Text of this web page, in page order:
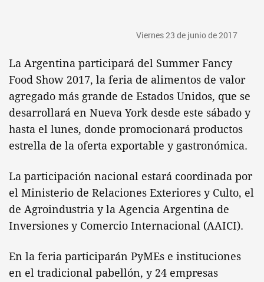
Viernes 23 de junio de 2017
La Argentina participará del Summer Fancy
Food Show 2017, la feria de alimentos de valor
agregado más grande de Estados Unidos, que se
desarrollará en Nueva York desde este sábado y
hasta el lunes, donde promocionará productos
estrella de la oferta exportable y gastronómica.
La participación nacional estará coordinada por
el Ministerio de Relaciones Exteriores y Culto, el
de Agroindustria y la Agencia Argentina de
Inversiones y Comercio Internacional (AAICI).
En la feria participarán PyMEs e instituciones
en el tradicional pabellón, y 24 empresas